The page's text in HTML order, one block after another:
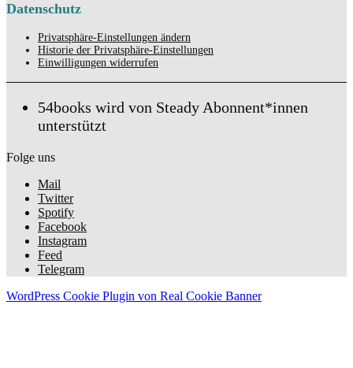
Datenschutz
Privatsphäre-Einstellungen ändern
Historie der Privatsphäre-Einstellungen
Einwilligungen widerrufen
54books wird von Steady Abonnent*innen
unterstützt
Folge uns
Mail
Twitter
Spotify
Facebook
Instagram
Feed
Telegram
WordPress Cookie Plugin von Real Cookie Banner